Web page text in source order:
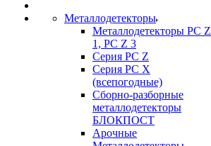
Металлодетекторы
Металлодетекторы РС Z
1, PC Z 3
Серия РС Z
Серия РС X
(всепогодные)
Сборно-разборные
металлодетекторы
БЛОКПОСТ
Арочные